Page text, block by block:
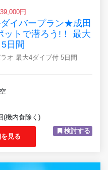
円
イバープラン★成田
ットで潜ろう!！ 最大
日間
オ 最大4ダイブ付 5日間
(機内食除く)
見る
検討する